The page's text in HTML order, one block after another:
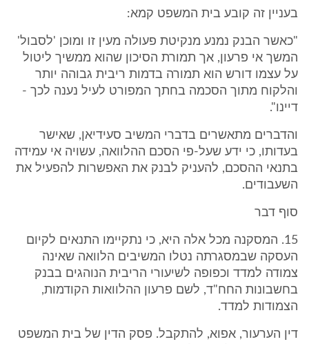
בעניין זה קובע בית המשפט קמא:
"כאשר הבנק נמנע מנקיטת פעולה מעין זו ומוכן 'לסבול'
המשך אי פרעון, אך תמורת הסיכון שהוא ממשיך ליטול
על עצמו דורש הוא תמורה בדמות ריבית גבוהה יותר
והלקוח מתוך הסכמה בחתך המפורט לעיל נענה לכך -
דיינו".
והדברים מתאשרים בדברי המשיב סעידיאן, שאישר
בעדותו, כי ידע שעל-פי הסכם ההלוואה, עשויה אי עמידה
בתנאי ההסכם, להעניק לבנק את האפשרות להפעיל את
השעבודים.
סוף דבר
15. המסקנה מכל אלה היא, כי נתקיימו התנאים לקיום
העסקה שבמסגרתה נטלו המשיבים הלוואה שאינה
צמודה למדד וכפופה לשיעורי הריבית הנוהגים בבנק
בחשבונות החח"ד, לשם פרעון ההלוואות הקודמות,
הצמודות למדד.
דין הערעור, אפוא, להתקבל. פסק הדין של בית המשפט